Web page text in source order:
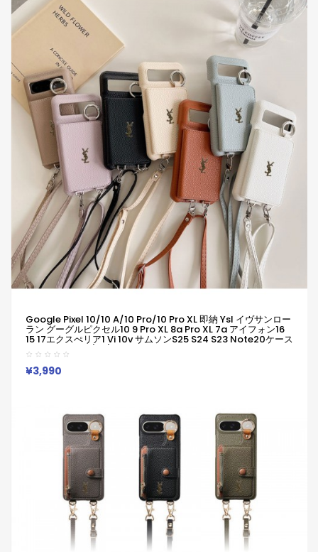
Google Pixel 10/10 A/10 Pro/10 Pro XL 即納 Ysl イヴサンロー
ラン グーグルピクセル10 9 Pro XL 8a Pro XL 7a アイフォン16
15 17エクスぺリア1 Vi 10v サムソンs25 S24 S23 Note20ケース
Iphone17 16 15/14/13 保護カバー男女兼用ジャケット型人気
Iphone/Galaxy/Xperia/Google Pixelなど全機種対応
¥3,990